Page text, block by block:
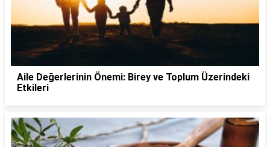
Aile Değerlerinin Önemi: Birey ve Toplum Üzerindeki
Etkileri